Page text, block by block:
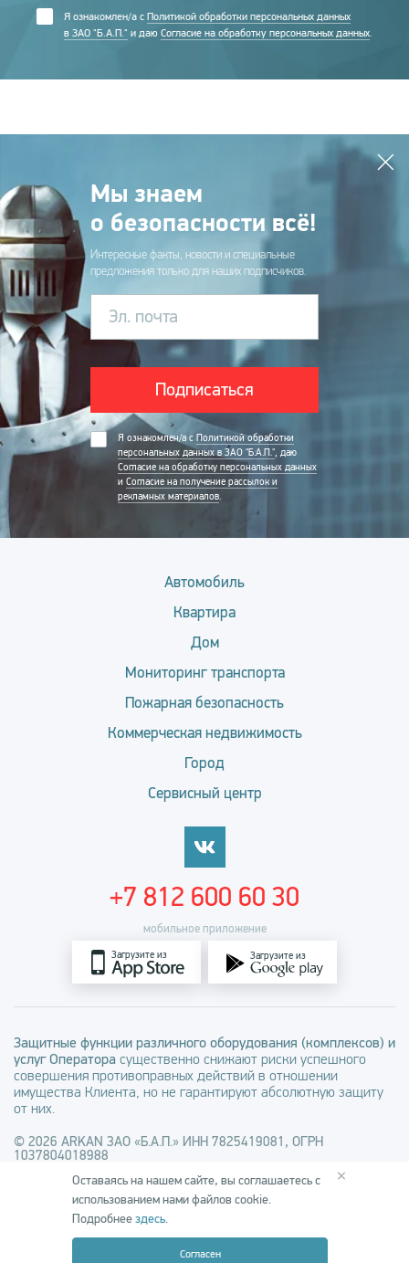
Я ознакомлен/а с Политикой обработки персональных данных
в ЗАО "Б.А.П." и даю Согласие на обработку персональных данных.
Мы знаем
о безопасности всё!
Интересные факты, новости и специальные
предложения только для наших подписчиков.
Эл. почта
Подписаться
Я ознакомлен/а с Политикой обработки
персональных данных в ЗАО "Б.А.П.", даю
Согласие на обработку персональных данных
и Согласие на получение рассылок и
рекламных материалов.
Автомобиль
Квартира
Дом
Мониторинг транспорта
Пожарная безопасность
Коммерческая недвижимость
Город
Сервисный центр
мобильное приложение
Загрузите из Загрузите из
+7 812 600 60 30
Защитные функции различного оборудования (комплексов) и
услуг Оператора существенно снижают риски успешного
совершения противоправных действий в отношении
имущества Клиента, но не гарантируют абсолютную защиту
от них.
© 2026 ARKAN ЗАО «Б.А.П.» ИНН 7825419081, ОГРН
1037804018988
Заполняя любые формы на сайте arkan.ru вы соглашаетесь с
Политикой обработки персональных данных
отношении файлов cookie
персональных данных
Оставаясь на нашем сайте, вы соглашаетесь с
использованием нами файлов cookie.
Подробнеездесь.
Согласен
×